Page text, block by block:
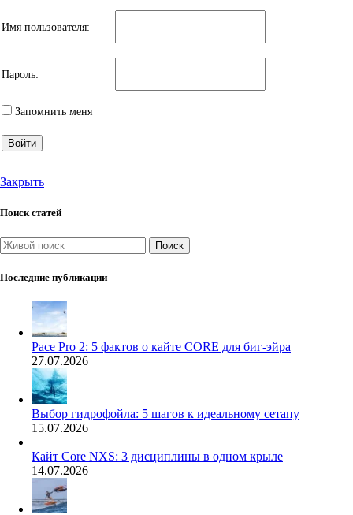
Имя пользователя:
Пароль:
Запомнить меня
Войти
Закрыть
Поиск статей
Поиск
Последние публикации
Pace Pro 2: 5 фактов о кайте CORE для биг-эйра
27.07.2026
Выбор гидрофойла: 5 шагов к идеальному сетапу
15.07.2026
Кайт Core NXS: 3 дисциплины в одном крыле
14.07.2026